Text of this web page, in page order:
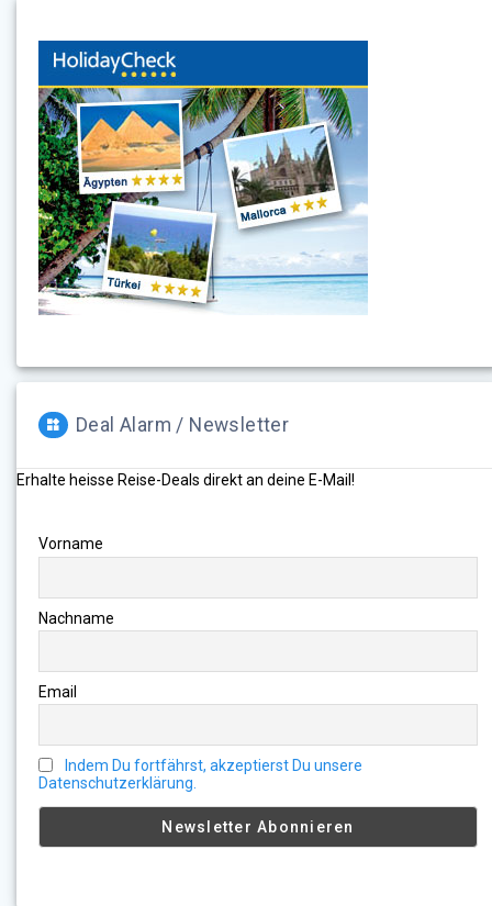
Deal Alarm / Newsletter
Erhalte heisse Reise-Deals direkt an deine E-Mail!
Vorname
Nachname
Email
Indem Du fortfährst, akzeptierst Du unsere
Datenschutzerklärung.